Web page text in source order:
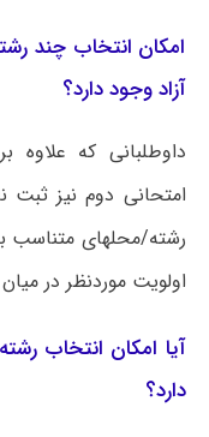
امکان انتخاب چند
آزاد وجود دارد؟
داوطلبانی که
امتحانی دوم نیز ثبت
رشته/محلهای متناسب
اولویت موردنظر در میان ۱۰۰ رشته/محل انتخابی درج
دارد؟